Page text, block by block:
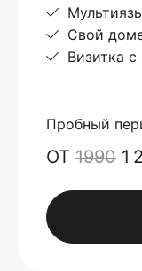
Свой
Визитка
Пробный
ОТ 1990 1